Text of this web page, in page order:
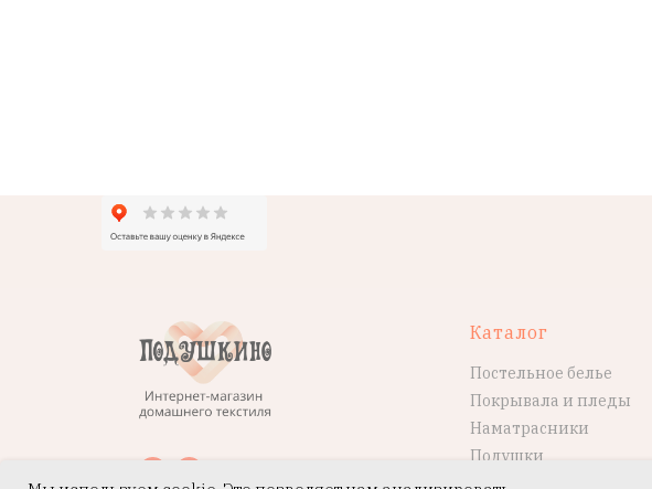
Каталог
Постельное белье
Покрывала и пледы
Наматрасники
Подушки